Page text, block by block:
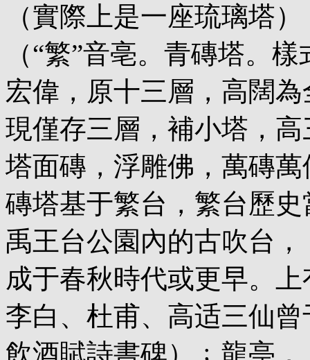
（實際上是一座琉璃塔
（“繁”音亳。青磚塔。
宏偉，原十三層，高闊
現僅存三層，補小塔，
塔面磚，浮雕佛，萬磚
磚塔基于繁台，繁台歷
禹王台公園內的古吹台
成于春秋時代或更早。
李白、杜甫、高适三仙
飲酒賦詩書碑）﹔龍亭